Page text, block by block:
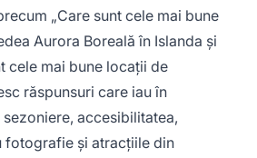
„Care sunt cele mai bune
Aurora Boreală în Islanda și
cele mai bune locații de
răspunsuri care iau în
accesibilitatea,
fotografie și atracțiile din